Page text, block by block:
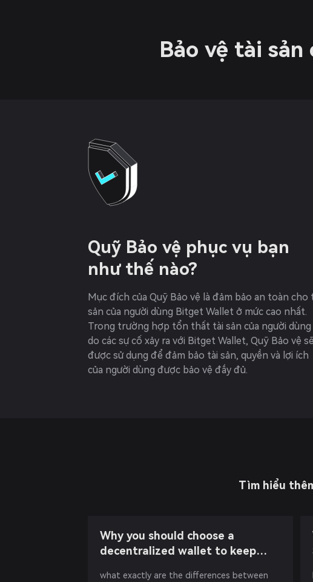
Bảo vệ tài
Quỹ Bảo vệ phục vụ bạn
như thế nào?
Mục đích của Quỹ Bảo vệ là đảm bảo an toàn cho
sản của người dùng Bitget Wallet ở mức cao nhất.
Trong trường hợp tổn thất tài sản của người dùng
do các sự cố xảy ra với Bitget Wallet, Quỹ Bảo vệ sẽ
được sử dụng để đảm bảo tài sản, quyền và lợi ích
của người dùng được bảo vệ đầy đủ.
Tìm hiểu
Why you should choose a
decentralized wallet to keep
what exactly are the differences between